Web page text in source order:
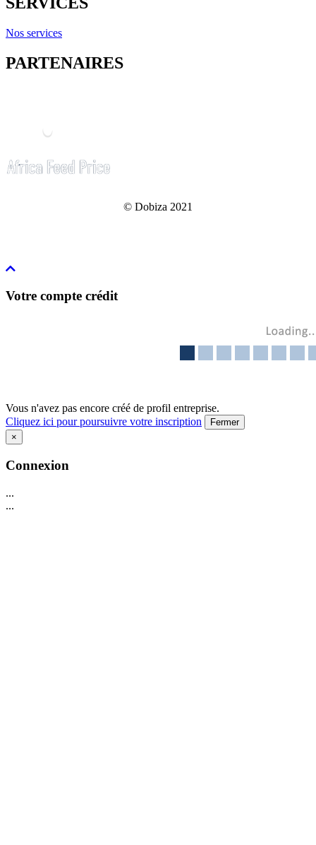
Nos services
PARTENAIRES
© Dobiza 2021
Votre compte crédit
Vous n'avez pas encore créé de profil entreprise.
Cliquez ici pour poursuivre votre inscription
Fermer
×
Connexion
...
...